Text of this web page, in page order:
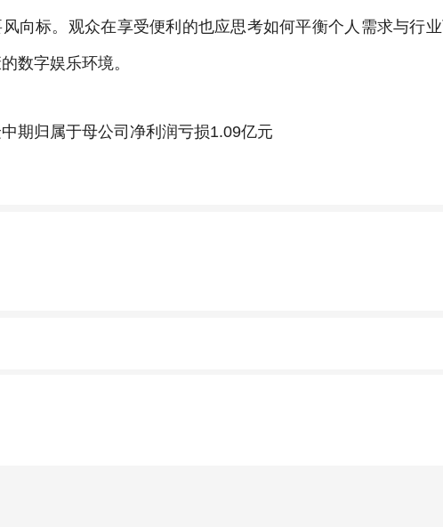
向标。观众在享受便利的也应思考如何平衡个人需求与行业
数字娱乐环境。
期归属于母公司净利润亏损1.09亿元